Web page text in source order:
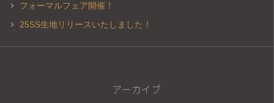
フォーマルフェア開催！
25SS生地リリースいたしました！
アーカイブ